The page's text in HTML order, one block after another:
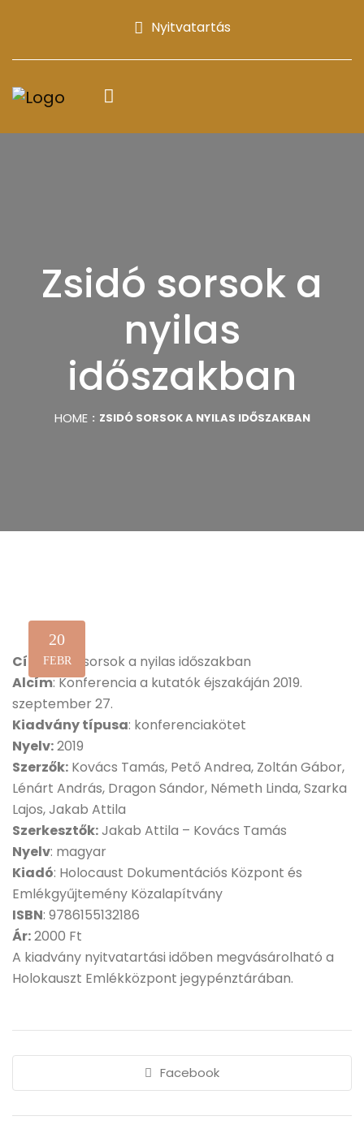
Nyitvatartás
Zsidó sorsok a
nyilas
időszakban
HOME ZSIDÓ SORSOK A NYILAS IDŐSZAKBAN
20
FEBR
Cím : Zsidó sorsok a nyilas időszakban
Alcím: Konferencia a kutatók éjszakáján 2019.
szeptember 27.
Kiadvány típusa: konferenciakötet
Nyelv:2019
Szerzők: Kovács Tamás, Pető Andrea, Zoltán Gábor,
Lénárt András, Dragon Sándor, Németh Linda, Szarka
Lajos, Jakab Attila
Szerkesztők:Jakab Attila – Kovács Tamás
Nyelv: magyar
Kiadó: Holocaust Dokumentációs Központ és
Emlékgyűjtemény Közalapítvány
ISBN: 9786155132186
Ár:2000 Ft
A kiadvány nyitvatartási időben megvásárolható a
Holokauszt Emlékközpont jegypénztárában.
Facebook